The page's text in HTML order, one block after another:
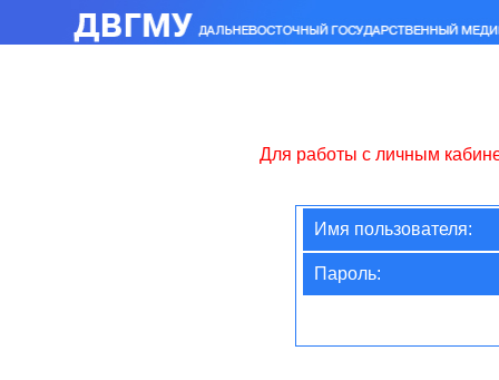
Для работы с личным
Имя пользователя:
Пароль: